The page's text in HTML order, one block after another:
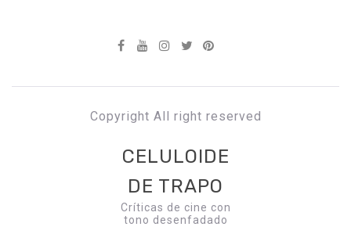
Copyright All right reserved
CELULOIDE
DE TRAPO
Críticas de cine con
tono desenfadado